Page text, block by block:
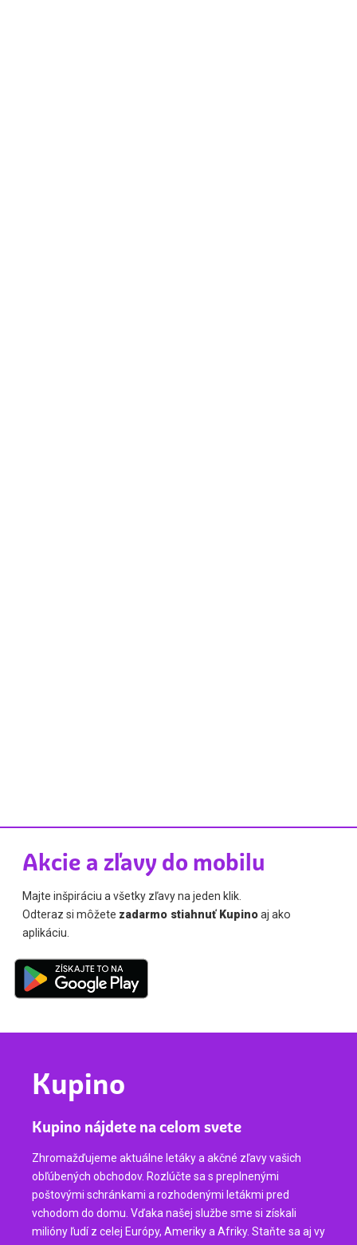
Akcie a zľavy do mobilu
Majte inšpiráciu a všetky zľavy na jeden klik.
Odteraz si môžete zadarmo stiahnuť Kupinoaj ako
aplikáciu.
Kupino
Kupino nájdete na celom svete
Zhromažďujeme aktuálne letáky a akčné zľavy vašich
obľúbených obchodov. Rozlúčte sa s preplnenými
poštovými schránkami a rozhodenými letákmi pred
vchodom do domu. Vďaka našej službe sme si získali
milióny ľudí z celej Európy, Ameriky a Afriky. Staňte sa aj vy